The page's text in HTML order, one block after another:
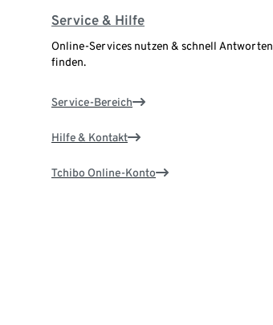
Service & Hilfe
Online-Services nutzen & schnell Antworten
finden.
Service-Bereich
Hilfe & Kontakt
Tchibo Online-Konto